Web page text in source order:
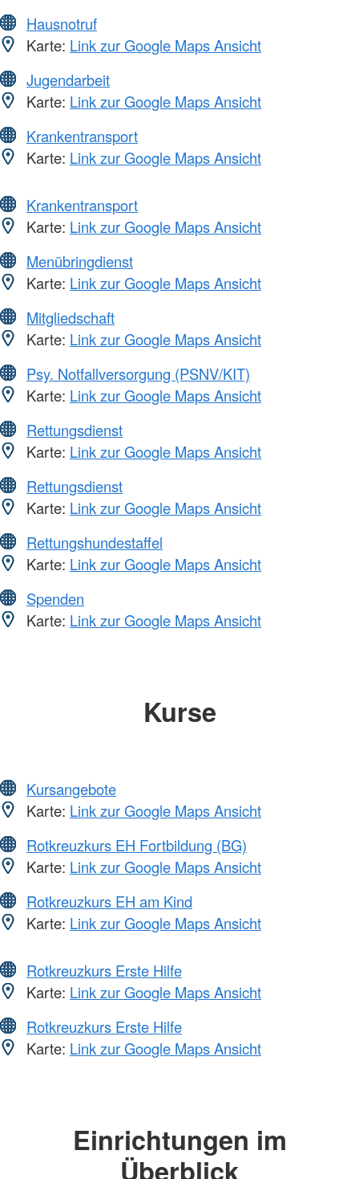
Hausnotruf
Karte: Link zur Google Maps Ansicht
Jugendarbeit
Karte: Link zur Google Maps Ansicht
Krankentransport
Karte: Link zur Google Maps Ansicht
Krankentransport
Karte: Link zur Google Maps Ansicht
Menübringdienst
Karte: Link zur Google Maps Ansicht
Mitgliedschaft
Karte: Link zur Google Maps Ansicht
Psy. Notfallversorgung (PSNV/KIT)
Karte: Link zur Google Maps Ansicht
Rettungsdienst
Karte: Link zur Google Maps Ansicht
Rettungsdienst
Karte: Link zur Google Maps Ansicht
Rettungshundestaffel
Karte: Link zur Google Maps Ansicht
Spenden
Karte: Link zur Google Maps Ansicht
Kurse
Kursangebote
Karte: Link zur Google Maps Ansicht
Rotkreuzkurs EH Fortbildung (BG)
Karte: Link zur Google Maps Ansicht
Rotkreuzkurs EH am Kind
Karte: Link zur Google Maps Ansicht
Rotkreuzkurs Erste Hilfe
Karte: Link zur Google Maps Ansicht
Rotkreuzkurs Erste Hilfe
Karte: Link zur Google Maps Ansicht
Einrichtungen im
Überblick